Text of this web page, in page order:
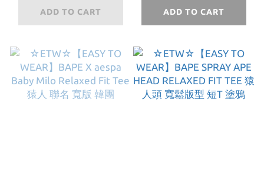
學 男版 短T
ADD TO CART
Relaxed Fit Tee
猿人 聯名 韓團 寬
版 檸檬水
ADD TO CART